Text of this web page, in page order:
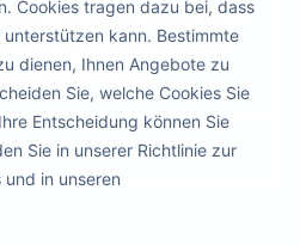
verlassen muss, kann
mit giftfreien flüssigen
werden.
Cookies tragen dazu bei, dass
kann. Bestimmte
dienen, Ihnen Angebote zu
Sie, welche Cookies Sie
Entscheidung können Sie
Sie in unserer Richtlinie zur
in unseren